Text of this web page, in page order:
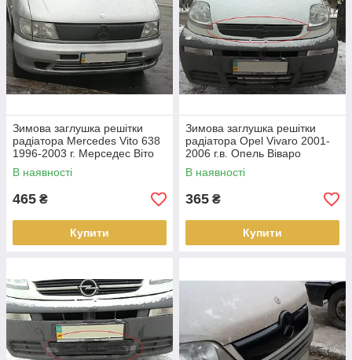
Зимова заглушка решітки
радіатора Mercedes Vito 638
1996-2003 г. Мерседес Віто
В наявності
465 ₴
Купити
Зимова заглушка решітки
радіатора Opel Vivaro 2001-
2006 г.в. Опель Віваро
В наявності
365 ₴
Купити